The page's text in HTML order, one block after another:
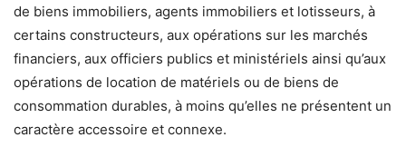
de biens immobiliers, agents immobiliers et lotisseurs, à
certains constructeurs, aux opérations sur les marchés
financiers, aux officiers publics et ministériels ainsi qu’aux
opérations de location de matériels ou de biens de
consommation durables, à moins qu’elles ne présentent un
caractère accessoire et connexe.